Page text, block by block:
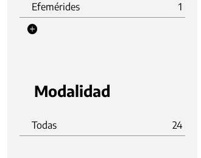
Efemérides
1
Modalidad
Todas 24